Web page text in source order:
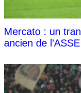
Mercato : un
ancien de